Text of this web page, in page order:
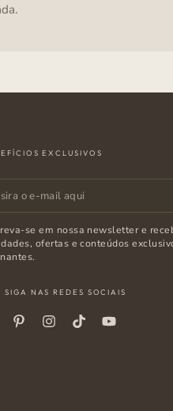
EXCLUSIVOS
se em nossa newsletter e
ofertas e conteúdos
SIGA NAS REDES SOCIAIS
PinterestInstagramTiktokYoutube